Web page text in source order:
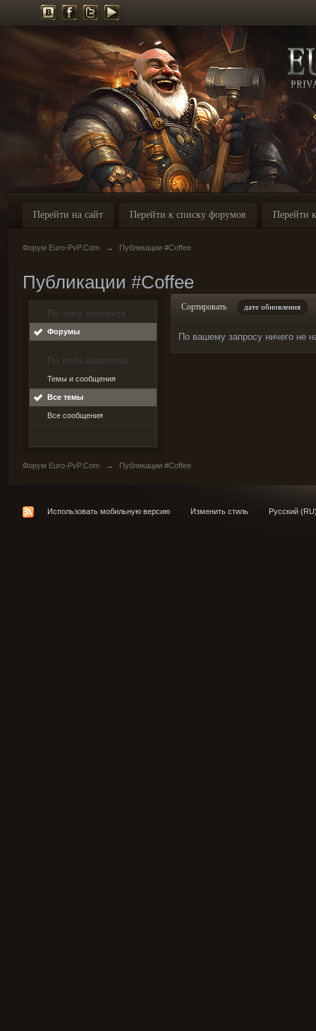
Перейти на сайт Перейти к списку форумов Перейти
Форум Euro-PvP.Com → Публикации #Coffee
Публикации #Coffee
По типу контента
Форумы
По пользователю
Темы и сообщения
Все темы
Все сообщения
Сортировать дате обновления
По вашему запросу ничего не
Форум Euro-PvP.Com → Публикации #Coffee
Использовать мобильную версию Изменить стиль Русский